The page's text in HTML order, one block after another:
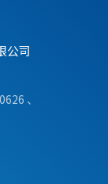
公司
、